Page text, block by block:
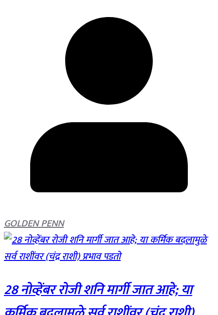
GOLDEN PENN
28 नोव्हेंबर रोजी शनि मार्गी जात आहे; या